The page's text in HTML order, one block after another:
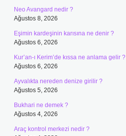
Neo Avangard nedir ?
Ağustos 8, 2026
Eşimin kardeşinin karısına ne denir ?
Ağustos 6, 2026
Kur’an-ı Kerim’de kıssa ne anlama gelir ?
Ağustos 6, 2026
Ayvalıkta nereden denize girilir ?
Ağustos 5, 2026
Bukhari ne demek ?
Ağustos 4, 2026
Araç kontrol merkezi nedir ?